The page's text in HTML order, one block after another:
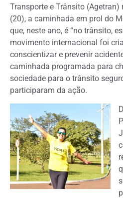
Transporte e Trânsito
(20), a caminhada em prol do
que, neste ano, é “no trânsito,
movimento internacional foi
conscientizar e prevenir
caminhada programada para
sociedade para o trânsito
participaram da ação.